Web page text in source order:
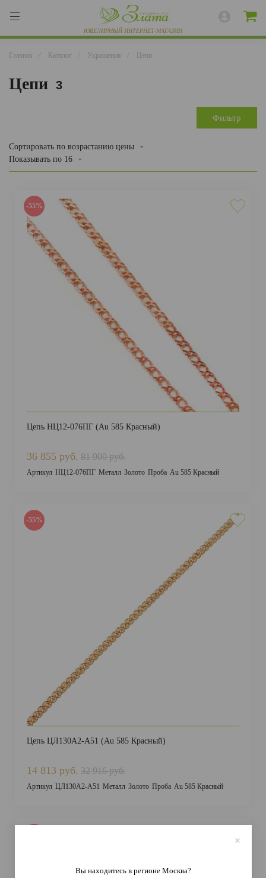
ВЕСЬ КАТАЛОГ
БРАСЛЕТЫ
ЦЕПИ
ЧАСЫ
ДОСТАВКА И ОПЛАТА
Главная Каталог Украшения Цепи
Цепи 3
Фильтр
Сортировать по возрастанию цены
Показывать по 16
-55%
Цепь НЦ12-076ПГ (Au 585 Красный)
36 855 руб. 81 900 руб.
Артикул НЦ12-076ПГ Металл Золото Проба Au 585 Красный
-55%
Цепь ЦЛ130А2-А51 (Au 585 Красный)
14 813 руб. 32 916 руб.
Артикул ЦЛ130А2-А51 Металл Золото Проба Au 585 Красный
Вы находитесь в регионе Москва?